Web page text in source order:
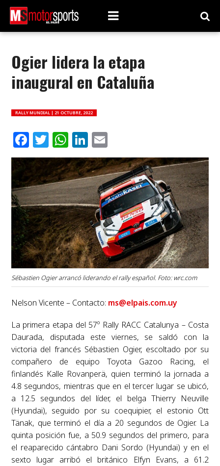
Ogier lidera la etapa
inaugural en Cataluña
RALLY MUNDIAL | 21 OCTUBRE, 2022
Facebook
Twitter
WhatsApp
LinkedIn
Email
Sébastien Ogier arrancó liderando el rally español. Foto: wrc.com
Nelson Vicente – Contacto: ms@elpais.com.uy
La primera etapa del 57º Rally RACC Catalunya – Costa
Daurada, disputada este viernes, se saldó con la
victoria del francés Sébastien Ogier, escoltado por su
compañero de equipo Toyota Gazoo Racing, el
finlandés Kalle Rovanperä, quien terminó la jornada a
4.8 segundos, mientras que en el tercer lugar se ubicó,
a 12.5 segundos del líder, el belga Thierry Neuville
(Hyundai), seguido por su coequipier, el estonio Ott
Tänak, que terminó el día a 20 segundos de Ogier. La
quinta posición fue, a 50.9 segundos del primero, para
el reaparecido cántabro Dani Sordo (Hyundai) y en el
sexto lugar arribó el británico Elfyn Evans, a 61.2